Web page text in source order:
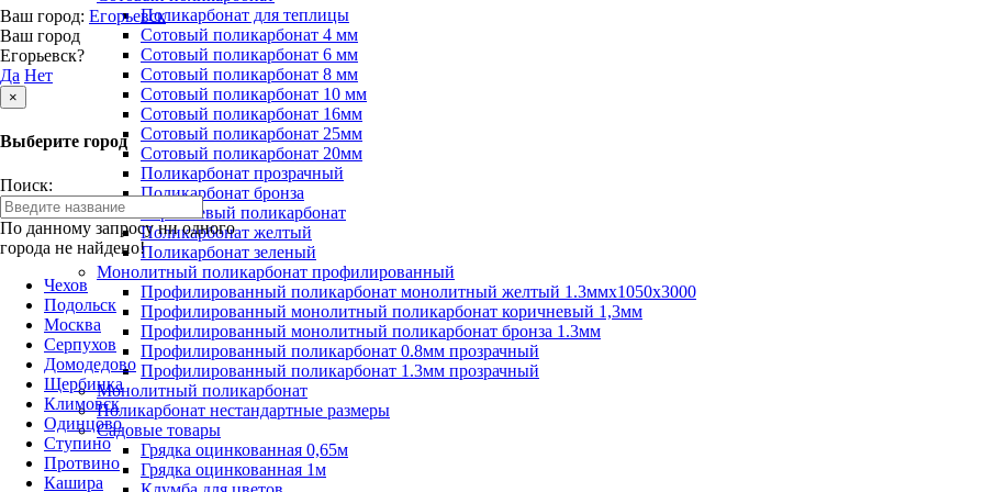
Ваш город: Егорьевск
Ваш город
Егорьевск?
Да Нет
×
Выберите город
Поиск:
По данному запросу ни одного
города не найдено!
Чехов
Подольск
Москва
Серпухов
Домодедово
Щербинка
Климовск
Одинцово
Ступино
Протвино
Кашира
Поликарбонат для теплицы
Сотовый поликарбонат 4 мм
Сотовый поликарбонат 6 мм
Сотовый поликарбонат 8 мм
Сотовый поликарбонат 10 мм
Сотовый поликарбонат 16мм
Сотовый поликарбонат 25мм
Сотовый поликарбонат 20мм
Поликарбонат прозрачный
Поликарбонат бронза
Коричневый поликарбонат
Поликарбонат желтый
Поликарбонат зеленый
Монолитный поликарбонат профилированный
Профилированный поликарбонат монолитный желтый 1.3ммх1050х3000
Профилированный монолитный поликарбонат коричневый 1,3мм
Профилированный монолитный поликарбонат бронза 1.3мм
Профилированный поликарбонат 0.8мм прозрачный
Профилированный поликарбонат 1.3мм прозрачный
Монолитный поликарбонат
Поликарбонат нестандартные размеры
Садовые товары
Грядка оцинкованная 0,65м
Грядка оцинкованная 1м